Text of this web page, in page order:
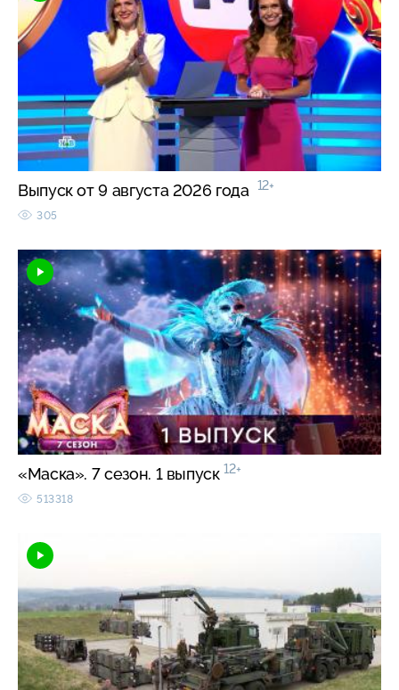
Выпуск от 9 августа 2026 года 12+
305
«Маска». 7 сезон. 1 выпуск 12+
513318